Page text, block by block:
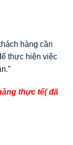
hàng cần
thực hiện việc
thực tế( đã